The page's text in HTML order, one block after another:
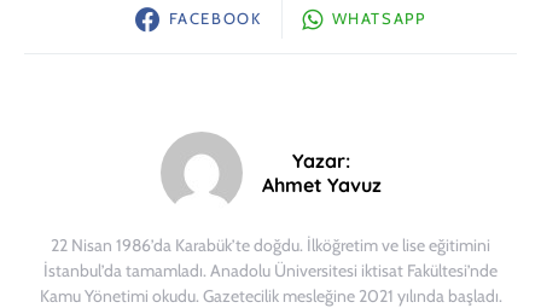
FACEBOOK WHATSAPP
Yazar:
Ahmet Yavuz
22 Nisan 1986’da Karabük’te doğdu. İlköğretim ve lise eğitimini
İstanbul’da tamamladı. Anadolu Üniversitesi iktisat Fakültesi’nde
Kamu Yönetimi okudu. Gazetecilik mesleğine 2021 yılında başladı.